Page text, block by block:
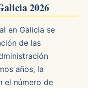
2026
en Galicia se
de las
años, la
el número de